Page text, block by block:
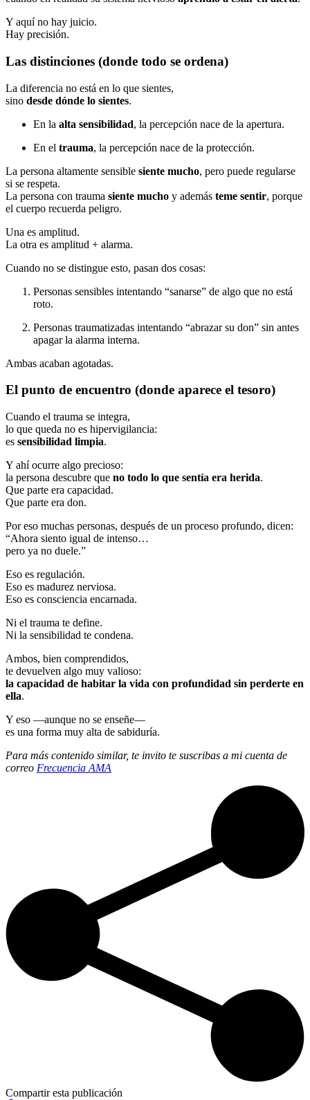
Y aquí no hay juicio.
Hay precisión.
Las distinciones (donde todo se ordena)
La diferencia no está en lo que sientes,
sino desde dónde lo sientes.
En la alta sensibilidad, la percepción nace de la apertura.
En el trauma, la percepción nace de la protección.
La persona altamente sensible siente mucho, pero puede regularse
si se respeta.
La persona con trauma siente mucho y además teme sentir, porque
el cuerpo recuerda peligro.
Una es amplitud.
La otra es amplitud + alarma.
Cuando no se distingue esto, pasan dos cosas:
Personas sensibles intentando “sanarse” de algo que no está
roto.
Personas traumatizadas intentando “abrazar su don” sin antes
apagar la alarma interna.
Ambas acaban agotadas.
El punto de encuentro (donde aparece el tesoro)
Cuando el trauma se integra,
lo que queda no es hipervigilancia:
es sensibilidad limpia.
Y ahí ocurre algo precioso:
la persona descubre que no todo lo que sentía era herida.
Que parte era capacidad.
Que parte era don.
Por eso muchas personas, después de un proceso profundo, dicen:
“Ahora siento igual de intenso…
pero ya no duele.”
Eso es regulación.
Eso es madurez nerviosa.
Eso es consciencia encarnada.
Ni el trauma te define.
Ni la sensibilidad te condena.
Ambos, bien comprendidos,
te devuelven algo muy valioso:
la capacidad de habitar la vida con profundidad sin perderte en
ella.
Y eso —aunque no se enseñe—
es una forma muy alta de sabiduría.
Para más contenido similar, te invito te suscribas a mi cuenta de
correo Frecuencia AMA
Compartir esta publicación